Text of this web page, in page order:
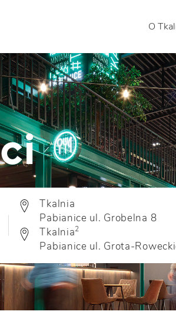
O
Tkalnia
Pabianice ul. Grobelna 8
Tkalnia2
Pabianice ul. Grota-